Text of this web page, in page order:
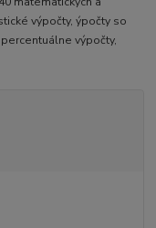
výpočty, ýpočty so
výpočty,